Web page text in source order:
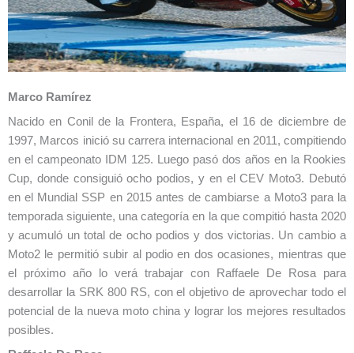
Marco Ramírez
Nacido en Conil de la Frontera, España, el 16 de diciembre de
1997, Marcos inició su carrera internacional en 2011, compitiendo
en el campeonato IDM 125. Luego pasó dos años en la Rookies
Cup, donde consiguió ocho podios, y en el CEV Moto3. Debutó
en el Mundial SSP en 2015 antes de cambiarse a Moto3 para la
temporada siguiente, una categoría en la que compitió hasta 2020
y acumuló un total de ocho podios y dos victorias. Un cambio a
Moto2 le permitió subir al podio en dos ocasiones, mientras que
el próximo año lo verá trabajar con Raffaele De Rosa para
desarrollar la SRK 800 RS, con el objetivo de aprovechar todo el
potencial de la nueva moto china y lograr los mejores resultados
posibles.